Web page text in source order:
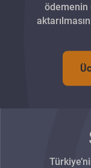
ödemenin